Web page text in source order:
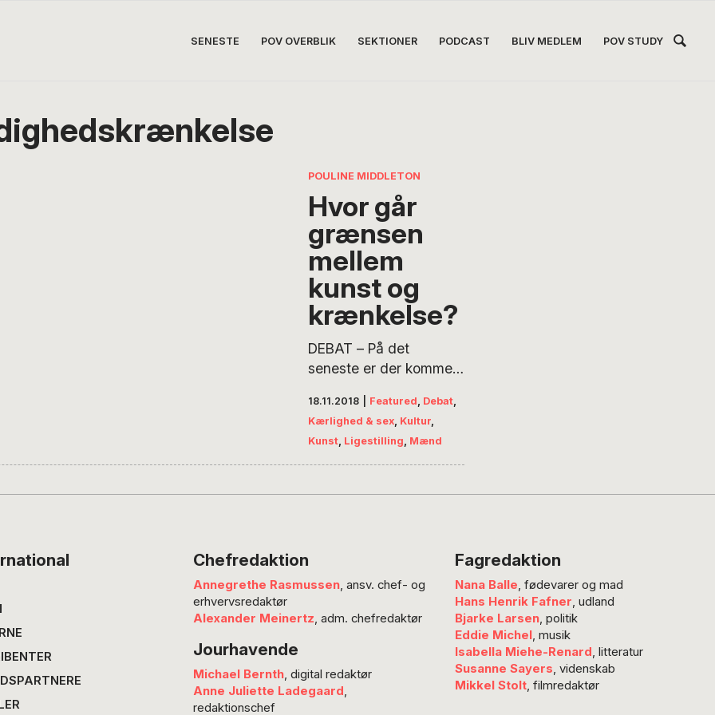
SENESTE POV OVERBLIK SEKTIONER PODCAST BLIV MEDLEM POV STUDY
POULINE MIDDLETON
Hvor går
grænsen
mellem
kunst og
krænkelse?
DEBAT – På det
seneste er der kommet
eksempler fra
kunstverdenen frem i
offentligheden på, at
grænsen mellem kunst
lighedstegn mellem
kunst og krænkelse. Vi
kan bruge eksemplerne
fra forfatter- og
unge føler sig…
18.11.2018 Featured Debat,
Kærlighed & sex, Kultur,
Kunst, Ligestilling Mænd
Chefredaktion
Annegrethe Rasmussen, ansv. chef- og
erhvervsredaktør
Alexander Meinertz, adm. chefredaktør
Jourhavende
Michael Bernth, digital redaktør
Anne Juliette Ladegaard,
redaktionschef
Fagredaktion
Nana Balle, fødevarer og mad
Hans Henrik Fafner, udland
Bjarke Larsen, politik
Eddie Michel, musik
Isabella Miehe-Renard, litteratur
Susanne Sayers, videnskab
Mikkel Stolt, filmredaktør